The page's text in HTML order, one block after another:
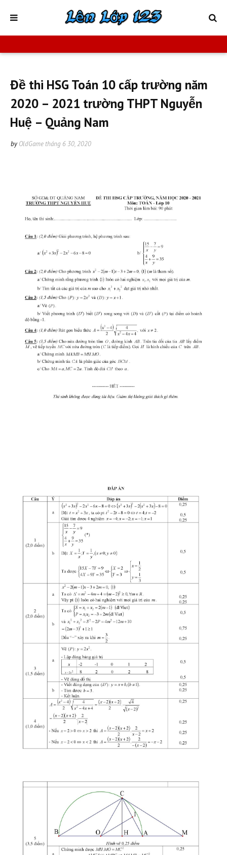
Đề thi HSG Toán 10 cấp trường năm
2020 – 2021 trường THPT Nguyễn
Huệ – Quảng Nam
by OldGame tháng 6 30, 2020